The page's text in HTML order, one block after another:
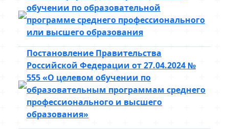
обучении по образовательной
программе среднего профессионального
или высшего образования
Постановление Правительства
Российской Федерации от 27.04.2024 №
555 «О целевом обучении по
образовательным программам среднего
профессионального и высшего
образования»